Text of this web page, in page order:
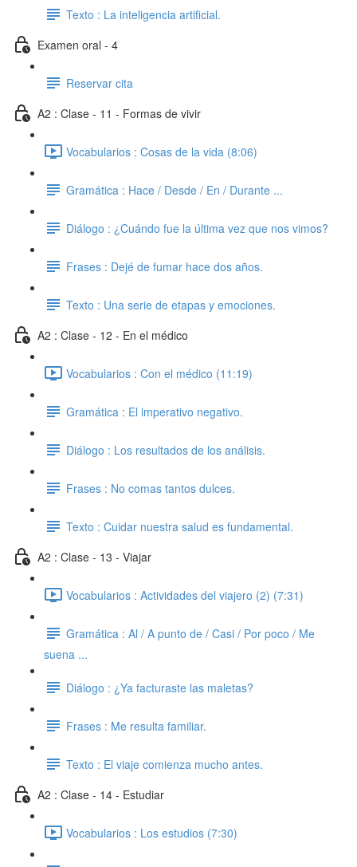
Texto : La inteligencia artificial.
Examen oral - 4
Reservar cita
A2 : Clase - 11 - Formas de vivir
Vocabularios : Cosas de la vida (8:06)
Gramática : Hace / Desde / En / Durante ...
Diálogo : ¿Cuándo fue la última vez que nos vimos?
Frases : Dejé de fumar hace dos años.
Texto : Una serie de etapas y emociones.
A2 : Clase - 12 - En el médico
Vocabularios : Con el médico (11:19)
Gramática : El imperativo negativo.
Diálogo : Los resultados de los análisis.
Frases : No comas tantos dulces.
Texto : Cuidar nuestra salud es fundamental.
A2 : Clase - 13 - Viajar
Vocabularios : Actividades del viajero (2) (7:31)
Gramática : Al / A punto de / Casi / Por poco / Me
suena ...
Diálogo : ¿Ya facturaste las maletas?
Frases : Me resulta familiar.
Texto : El viaje comienza mucho antes.
A2 : Clase - 14 - Estudiar
Vocabularios : Los estudios (7:30)